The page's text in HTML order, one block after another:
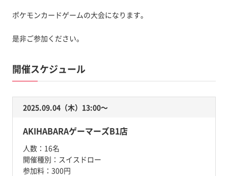
ポケモンカードゲームの大会になります。
是非ご参加ください。
開催スケジュール
2025.09.04（木）13:00〜
AKIHABARAゲーマーズB1店
人数： 16名
開催種別： スイスドロー
参加料： 300円